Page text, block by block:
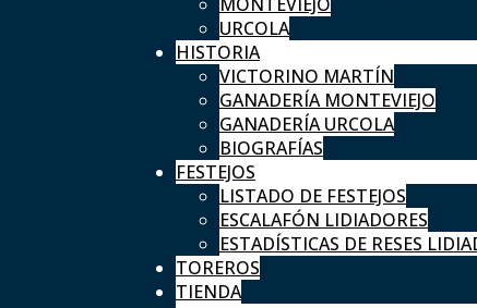
URCOLA
HISTORIA
VICTORINO MARTÍN
GANADERÍA MONTEVIEJO
GANADERÍA URCOLA
BIOGRAFÍAS
FESTEJOS
LISTADO DE FESTEJOS
ESCALAFÓN LIDIADORES
ESTADÍSTICAS DE RESES
TOREROS
TIENDA